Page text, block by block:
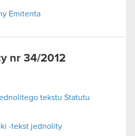
Emitenta
nr 34/2012
tekstu Statutu
-tekst jednolity